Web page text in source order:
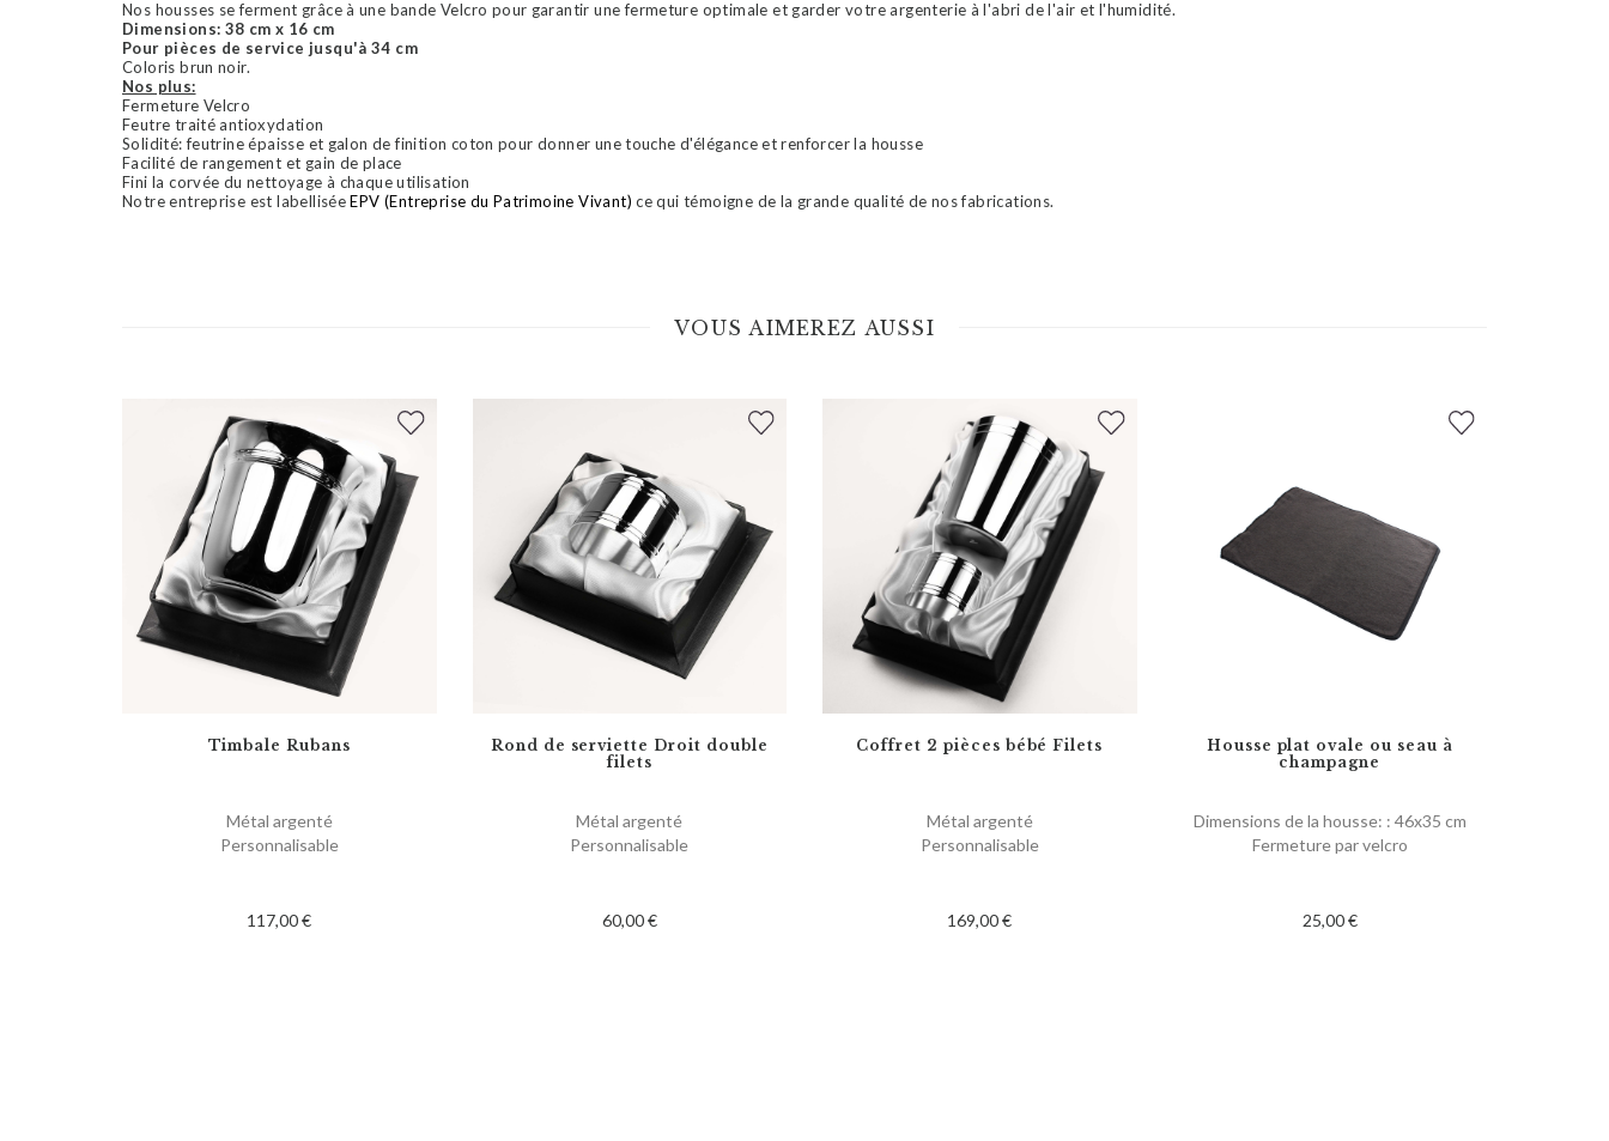
Nos housses se ferment grâce à une bande Velcro pour garantir une fermeture optimale et garder votre argenterie à l'abri de l'air et l'humidité.
Dimensions: 38 cm x 16 cm
Pour pièces de service jusqu'à 34 cm
Coloris brun noir.
Nos plus:
Fermeture Velcro
Feutre traité antioxydation
Solidité: feutrine épaisse et galon de finition coton pour donner une touche d'élégance et renforcer la housse
Facilité de rangement et gain de place
Fini la corvée du nettoyage à chaque utilisation
Notre entreprise est labelliséeEPV (Entreprise du Patrimoine Vivant) ce qui témoigne de la grande qualité de nos fabrications.
VOUS AIMEREZ AUSSI
Timbale Rubans
Métal argenté
Personnalisable
117,00 €
Rond de serviette Droit double
filets
Métal argenté
Personnalisable
60,00 €
Coffret 2 pièces bébé Filets
Métal argenté
Personnalisable
169,00 €
Housse plat ovale ou seau à
champagne
Dimensions de la housse: : 46x35 cm
Fermeture par velcro
25,00 €